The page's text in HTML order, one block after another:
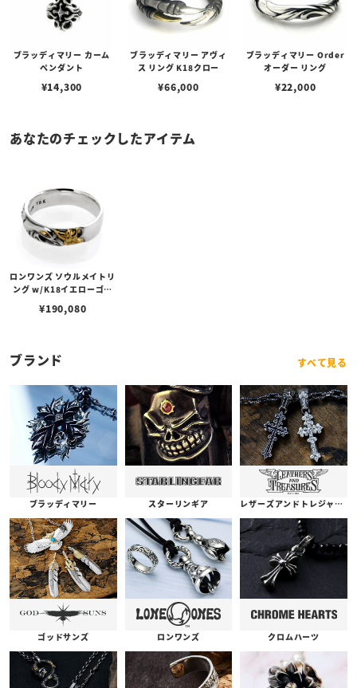
ブラッディマリー カーム
ペンダント
¥14,300
ブラッディマリー アヴィ
ス リング K18クロー
¥66,000
ブラッディマリー Order
オーダー リング
¥22,000
あなたのチェックしたアイテム
ロンワンズ ソウルメイトリ
ング w/K18イエローゴー
¥190,080
ブランド すべて見る
ブラッディマリー スターリンギア レザーズアンドトレジャーズ
ゴッドサンズ ロンワンズ クロムハーツ